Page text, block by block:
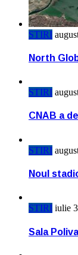
STIRI
North
STIRI
CNAB a
STIRI
Noul
STIRI iulie
Sala